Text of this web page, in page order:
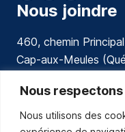
Nous
Nous utilisons des
Nous joindre
460, chemin Principal
Cap-aux-Meules
418 986-3100